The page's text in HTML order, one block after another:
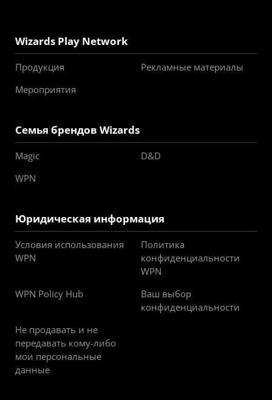
Wizards Play Network
Продукция
Рекламные материалы
Мероприятия
Семья брендов Wizards
Magic
D&D
WPN
Юридическая информация
Условия использования
WPN
Политика
конфиденциальности
WPN
WPN Policy Hub
Ваш выбор
конфиденциальности
Не продавать и не
передавать кому-либо
мои персональные
данные